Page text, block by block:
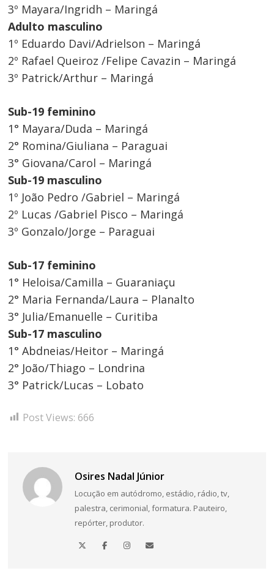
3º Mayara/Ingridh – Maringá
Adulto masculino
1º Eduardo Davi/Adrielson – Maringá
2º Rafael Queiroz /Felipe Cavazin – Maringá
3º Patrick/Arthur – Maringá
Sub-19 feminino
1° Mayara/Duda – Maringá
2° Romina/Giuliana – Paraguai
3° Giovana/Carol – Maringá
Sub-19 masculino
1º João Pedro /Gabriel – Maringá
2º Lucas /Gabriel Pisco – Maringá
3º Gonzalo/Jorge – Paraguai
Sub-17 feminino
1° Heloisa/Camilla – Guaraniaçu
2° Maria Fernanda/Laura – Planalto
3° Julia/Emanuelle – Curitiba
Sub-17 masculino
1° Abdneias/Heitor – Maringá
2° João/Thiago – Londrina
3° Patrick/Lucas – Lobato
Post Views: 666
Osires Nadal Júnior
Locução em autódromo, estádio, rádio, tv,
palestra, cerimonial, formatura. Pauteiro,
repórter, produtor.